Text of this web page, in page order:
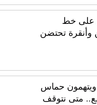
على خط
وأنقرة تحتضن
ويتهمون حماس
متى نتوقف